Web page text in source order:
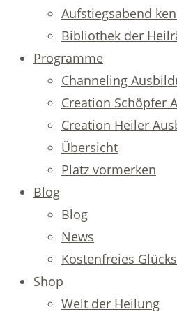
Aufstiegsabend
Bibliothek der
Programme
Channeling
Creation Schöpfer
Creation Heiler
Übersicht
Platz vormerken
Blog
Blog
News
Kostenfreies
Shop
Welt der Heilung